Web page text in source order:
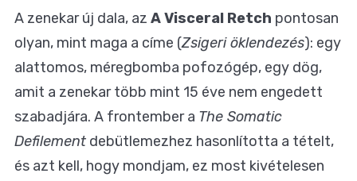
A zenekar új dala, az A Visceral Retch pontosan
olyan, mint maga a címe (Zsigeri öklendezés): egy
alattomos, méregbomba pofozógép, egy dög,
amit a zenekar több mint 15 éve nem engedett
szabadjára. A frontember a The Somatic
Defilement debütlemezhez hasonlította a tételt,
és azt kell, hogy mondjam, ez most kivételesen